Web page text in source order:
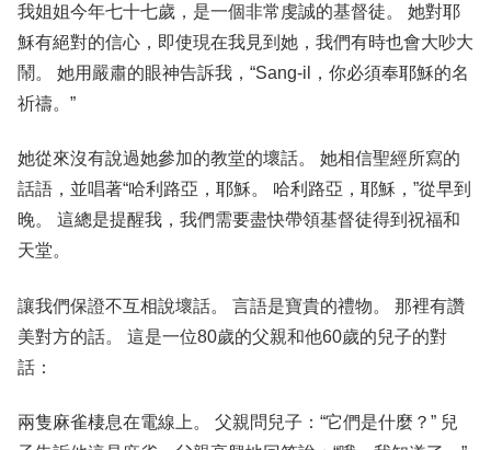
我姐姐今年七十七歲，是一個非常虔誠的基督徒。 她對耶
穌有絕對的信心，即使現在我見到她，我們有時也會大吵大
鬧。 她用嚴肅的眼神告訴我，“Sang-il，你必須奉耶穌的名
祈禱。”
她從來沒有說過她參加的教堂的壞話。 她相信聖經所寫的
話語，並唱著“哈利路亞，耶穌。 哈利路亞，耶穌，”從早到
晚。 這總是提醒我，我們需要盡快帶領基督徒得到祝福和
天堂。
讓我們保證不互相說壞話。 言語是寶貴的禮物。 那裡有讚
美對方的話。 這是一位80歲的父親和他60歲的兒子的對
話：
兩隻麻雀棲息在電線上。 父親問兒子：“它們是什麼？” 兒